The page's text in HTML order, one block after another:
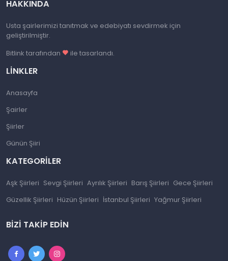
HAKKINDA
Usta şairlerimizi tanıtmak ve edebiyatı sevdirmek için
geliştirilmiştir.
Bitlink tarafından
ile tasarlandı.
LINKLER
Anasayfa
Şairler
Şiirler
Günün Şiiri
KATEGORILER
Aşk Şiirleri Sevgi Şiirleri Ayrılık Şiirleri Barış Şiirleri Gece Şiirleri
Güzellik Şiirleri Hüzün Şiirleri İstanbul Şiirleri Yağmur Şiirleri
BIZI TAKIP EDIN